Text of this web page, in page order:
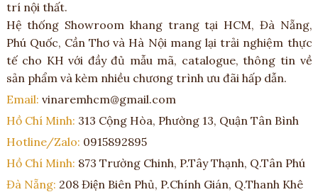
trí nội thất.
Hệ thống Showroom khang trang tại HCM, Đà Nẵng,
Phú Quốc, Cần Thơ và Hà Nội mang lại trải nghiệm thực
tế cho KH với đầy đủ mẫu mã, catalogue, thông tin về
sản phẩm và kèm nhiều chương trình ưu đãi hấp dẫn.
Email: vinaremhcm@gmail.com
Hồ Chí Minh: 313 Cộng Hòa, Phường 13, Quận Tân Bình
Hotline/Zalo: 0915892895
Hồ Chí Minh: 873 Trường Chinh, P.Tây Thạnh, Q.Tân Phú
Đà Nẵng: 208 Điện Biên Phủ, P.Chính Gián, Q.Thanh Khê